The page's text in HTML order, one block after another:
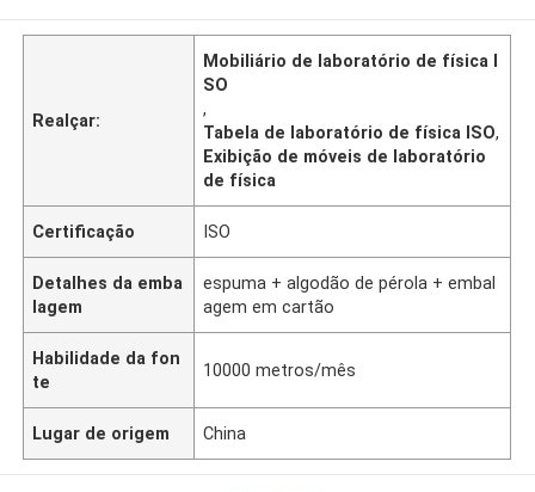
Realçar:
Mobiliário de laboratório de física I
SO
,
Tabela de laboratório de física ISO,
Exibição de móveis de laboratório
de física
Certificação ISO
Detalhes da emba
lagem
espuma + algodão de pérola + embal
agem em cartão
Habilidade da fon
te
10000 metros/mês
Lugar de origem China